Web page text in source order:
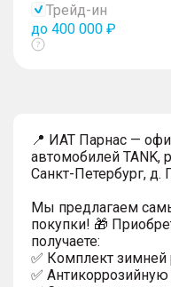
Трейд-ин
до 400 000 ₽
Показать
📍 ИАТ Парнас —
автомобилей TANK,
Санкт-Петербург, д.
Мы предлагаем
покупки! 🎁
получаете:
✅ Комплект зимней
✅